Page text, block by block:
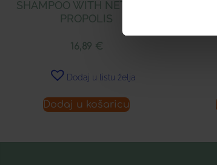
SHAMPOO WITH NETTLE &
PROPOLIS
16,89 €
Dodaj u listu želja
Dodaj u košaricu